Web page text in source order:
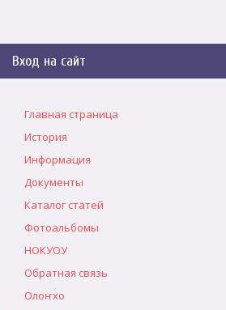
Вход на сайт
Главная страница
История
Информация
Документы
Каталог статей
Фотоальбомы
НОКУОУ
Обратная связь
Олоҥхо